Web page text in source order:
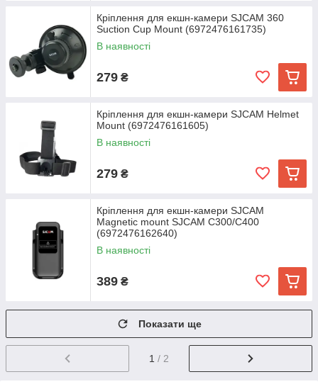
Кріплення для екшн-камери SJCAM 360
Suction Cup Mount (6972476161735)
В наявності
279 ₴
Кріплення для екшн-камери SJCAM Helmet
Mount (6972476161605)
В наявності
279 ₴
Кріплення для екшн-камери SJCAM
Magnetic mount SJCAM C300/C400
(6972476162640)
В наявності
389 ₴
Показати ще
1 / 2